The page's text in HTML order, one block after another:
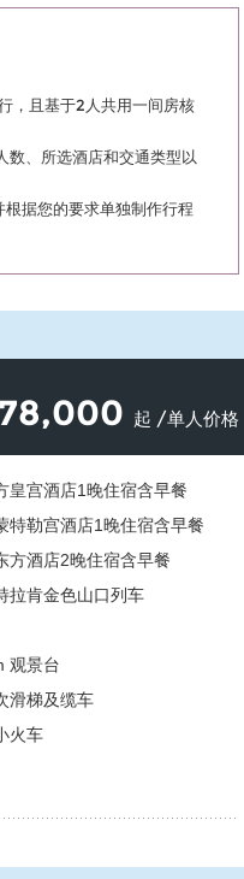
，且基于2人共用一间房核
数、所选酒店和交通类型以
据您的要求单独制作行程
78,000 起 /单人价格
皇宫酒店1晚住宿含早餐
特勒宫酒店1晚住宿含早餐
方酒店2晚住宿含早餐
拉肯金色山口列车
观景台
滑梯及缆车
火车